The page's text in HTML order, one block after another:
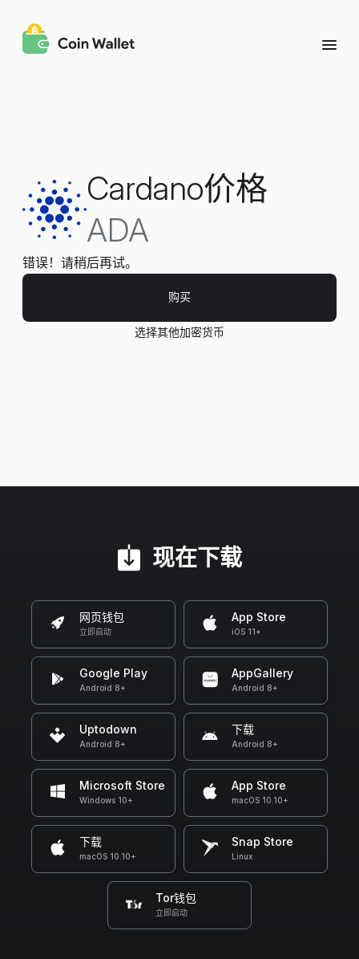
Cardano价格
ADA
错误！请稍后再试。
购买
选择其他加密货币
现在下载
网页钱包
立即启动
App Store
iOS 11+
Google Play
Android 8+
AppGallery
Android 8+
Uptodown
Android 8+
下载
Android 8+
Microsoft Store
Windows 10+
App Store
macOS 10.10+
下载
macOS 10.10+
Snap Store
Linux
Tor钱包
立即启动